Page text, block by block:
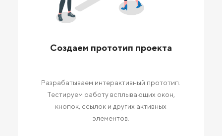
Создаем прототип проекта
Разрабатываем интерактивный прототип.
Тестируем работу всплывающих окон,
кнопок, ссылок и других активных
элементов.